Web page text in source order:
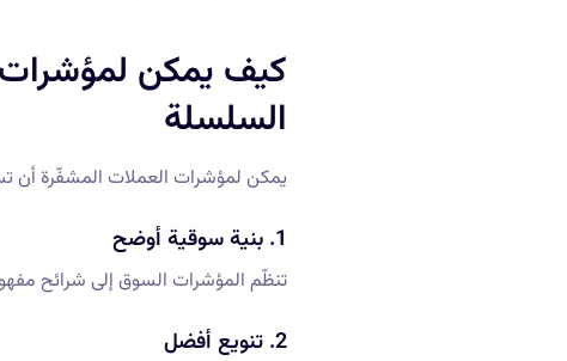
كيف يمكن
السلسلة
يمكن لمؤشرات العملات المشفّرة
1. بنية سوقية أوضح
تنظّم المؤشرات السوق إلى شرائح
2. تنويع أفضل